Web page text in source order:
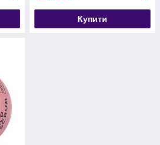
Купити